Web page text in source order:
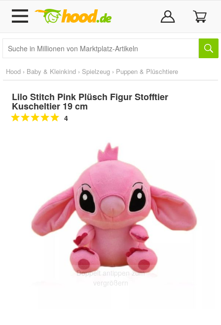
Hood › Baby & Kleinkind › Spielzeug › Puppen & Plüschtiere
Lilo Stitch Pink Plüsch Figur Stofftier
Kuscheltier 19 cm
4
Doppelt antippen zum
vergrößern